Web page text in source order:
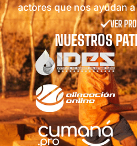
actores que nos ayudan
VER
NUESTROS